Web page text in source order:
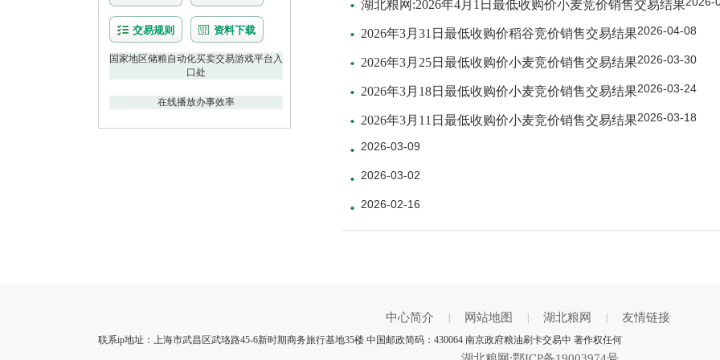
交易规则 资料下载
国家地区储粮自动化买卖交易游戏平台入
口处
在线播放办事效率
湖北粮网:2026年4月1日最低收购价小麦竞价销售交易结果
2026年3月31日最低收购价稻谷竞价销售交易结果2026-04-08
2026年3月25日最低收购价小麦竞价销售交易结果2026-03-30
2026年3月18日最低收购价小麦竞价销售交易结果2026-03-24
2026年3月11日最低收购价小麦竞价销售交易结果2026-03-18
2026-03-09
2026-03-02
2026-02-16
中心简介 网站地图 湖北粮网 友情链接
联系ip地址：上海市武昌区武珞路45-6新时期商务旅行基地35楼 中国邮政简码：430064 南京政府粮油刷卡交易中 著作权任何